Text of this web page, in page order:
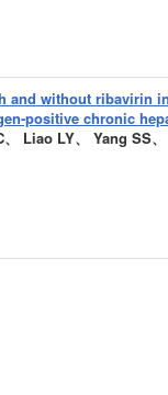
and without ribavirin
positive chronic
Liao LY、 Yang SS